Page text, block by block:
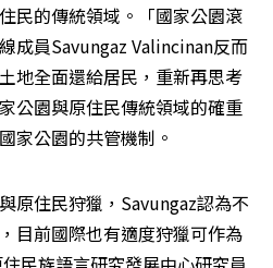
民的傳統領域。「國家公園滾
成員Savungaz Valincinan反而
地全面還給居民，重新再思考
公園與原住民傳統領域的確重
家公園的共管機制。
原住民狩獵，Savungaz認為不
目前國際也有適度狩獵可作為